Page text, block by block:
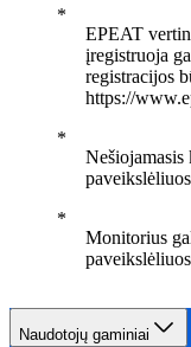
EPEAT
įregistruoja
registracijos
https://
Monitorius
Naudotojų gaminiai